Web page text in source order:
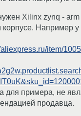
Xilinx zynq - arm
корпусе. Например у
aliexpress.ru/item/
для примера, не
продавца.